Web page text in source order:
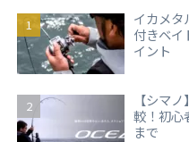
イカメタ
付きベイ
イント
【シマ
較！初心
まで